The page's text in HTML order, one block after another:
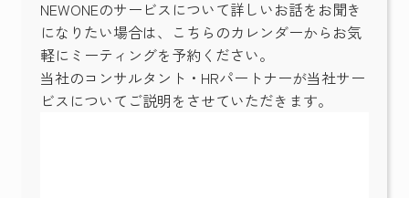
NEWONEのサービスについて詳しいお話をお聞き
になりたい場合は、こちらのカレンダーからお気
軽にミーティングを予約ください。
当社のコンサルタント・HRパートナーが当社サー
ビスについてご説明をさせていただきます。